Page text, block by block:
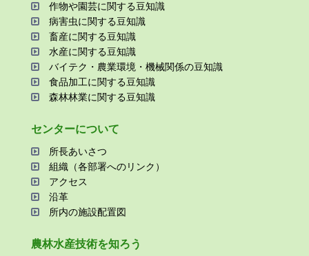
作物や園芸に関する⾖知識
病害⾍に関する⾖知識
畜産に関する⾖知識
⽔産に関する⾖知識
バイテク・農業環境・機械関係の⾖知識
⾷品加⼯に関する⾖知識
森林林業に関する⾖知識
センターについて
所⻑あいさつ
組織（各部署へのリンク）
アクセス
沿⾰
所内の施設配置図
農林⽔産技術を知ろう